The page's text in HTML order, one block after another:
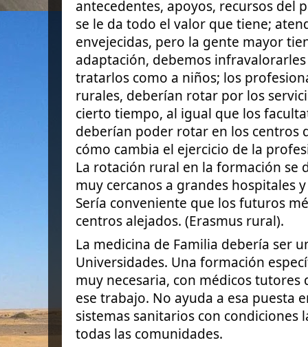
antecedentes, apoyos, recursos del
se le da todo el valor que tiene;
envejecidas, pero la gente mayor
adaptación, debemos
tratarlos como a niños; los
rurales, deberían rotar por los
cierto tiempo, al igual que los
deberían poder rotar en los centros
cómo cambia el ejercicio de la
La rotación rural en la formación se
muy cercanos a grandes hospitales
Sería conveniente que los futuros
centros alejados. (Erasmus rural).
La medicina de Familia debería ser
Universidades. Una formación
muy necesaria, con médicos tutores
ese trabajo. No ayuda a esa puesta
sistemas sanitarios con condiciones
todas las comunidades.